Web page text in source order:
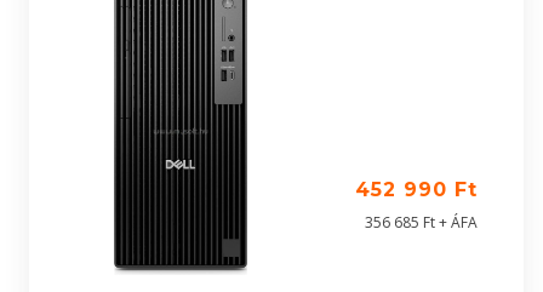
452 990 Ft
356 685 Ft + ÁFA